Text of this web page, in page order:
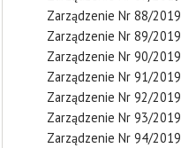
Zarządzenie Nr 88/2019
Zarządzenie Nr 89/2019
Zarządzenie Nr 90/2019
Zarządzenie Nr 91/2019
Zarządzenie Nr 92/2019
Zarządzenie Nr 93/2019
Zarządzenie Nr 94/2019